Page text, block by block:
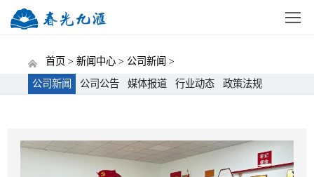
首页 > 新闻中心 > 公司新闻 >
公司新闻
公司公告 媒体报道 行业动态 政策法规